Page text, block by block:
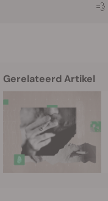
💨
Gerelateerd Artikel